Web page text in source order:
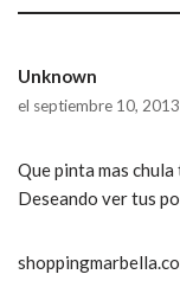
Unknown
el septiembre 10,
Que pinta mas
Deseando ver tus